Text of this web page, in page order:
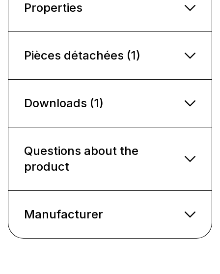
Properties
Pièces détachées (1)
Downloads (1)
Questions about the
product
Manufacturer